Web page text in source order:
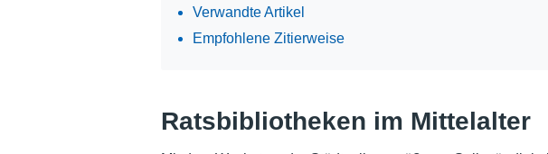
Verwandte Artikel
Empfohlene Zitierweise
Ratsbibliotheken im Mittelalter